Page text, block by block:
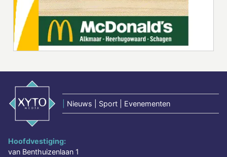
Nieuws | Sport | Evenementen
Hoofdvestiging:
van Benthuizenlaan 1